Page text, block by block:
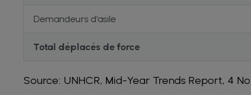
Demandeurs d'asile
Total déplacés de force
Source: UNHCR, Mid-Year Trends Report, 4